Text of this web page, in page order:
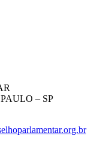
– SP